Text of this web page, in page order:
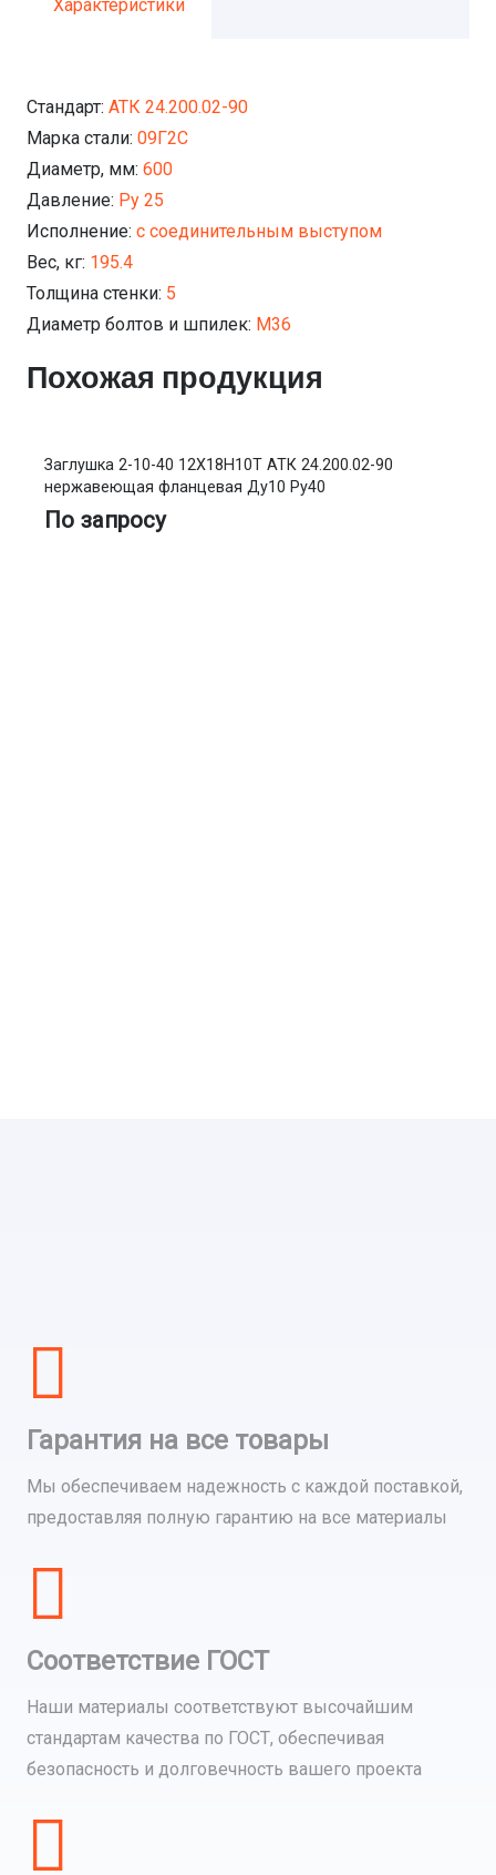
Характеристики
Стандарт: АТК 24.200.02-90
Марка стали: 09Г2С
Диаметр, мм: 600
Давление: Ру 25
Исполнение: с соединительным выступом
Вес, кг: 195.4
Толщина стенки: 5
Диаметр болтов и шпилек: М36
Похожая продукция
Заглушка 2-10-40 12Х18Н10Т АТК 24.200.02-90
нержавеющая фланцевая Ду10 Ру40
По запросу
Гарантия на все товары
Мы обеспечиваем надежность с каждой поставкой,
предоставляя полную гарантию на все материалы
Соответствие ГОСТ
Наши материалы соответствуют высочайшим
стандартам качества по ГОСТ, обеспечивая
безопасность и долговечность вашего проекта